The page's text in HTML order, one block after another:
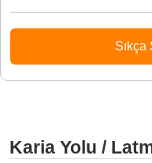
Karia Yolu /